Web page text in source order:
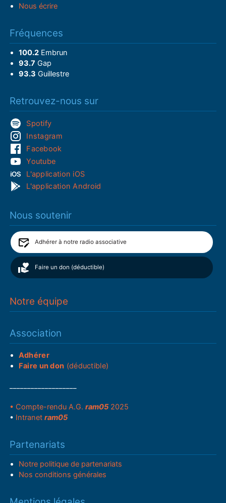
Nous écrire
Fréquences
100.2Embrun
93.7 Gap
93.3 Guillestre
Retrouvez-nous sur
Spotify
Instagram
Facebook
Youtube
L'application iOS
L'application Android
Nous soutenir
Adhérer à notre radio associative
Faire un don (déductible)
Notre équipe
Association
Adhérer
Faire un don (déductible)
• Compte-rendu A.G.ram05 2025
• Intranetram05
Partenariats
Notre politique de partenariats
Nos conditions générales